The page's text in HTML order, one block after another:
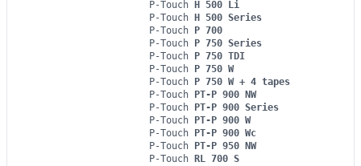
P-Touch H 500 Li
P-Touch H 500 Series
P-Touch P 700
P-Touch P 750 Series
P-Touch P 750 TDI
P-Touch P 750 W
P-Touch P 750 W + 4 tapes
P-Touch PT-P 900 NW
P-Touch PT-P 900 Series
P-Touch PT-P 900 W
P-Touch PT-P 900 Wc
P-Touch PT-P 950 NW
P-Touch RL 700 S